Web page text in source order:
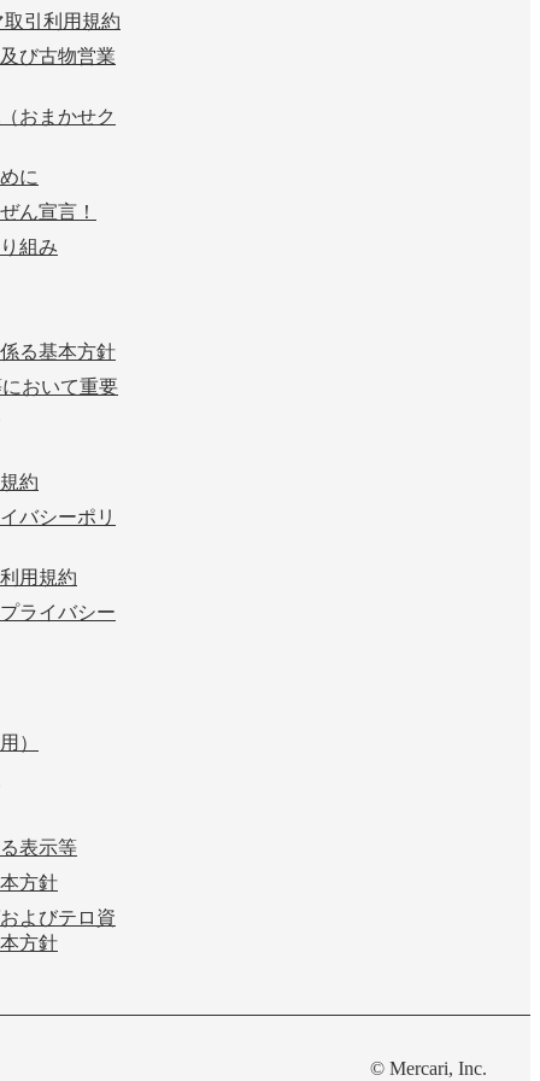
取引利用規約
び古物営業
おまかせク
に
ん宣言！
組み
る基本方針
おいて重要
約
バシーポリ
用規約
ライバシー
）
表示等
方針
よびテロ資
方針
© Mercari, Inc.